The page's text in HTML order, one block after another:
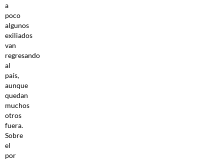
a
poco
algunos
exiliados
van
regresando
al
país,
aunque
quedan
muchos
otros
fuera.
Sobre
el
por